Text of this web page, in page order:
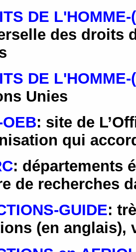
DE L'HOMME-
des droits
DE L'HOMME-
Unies
: site de
qui
: départements
de recherches
GUIDE:
(en anglais),